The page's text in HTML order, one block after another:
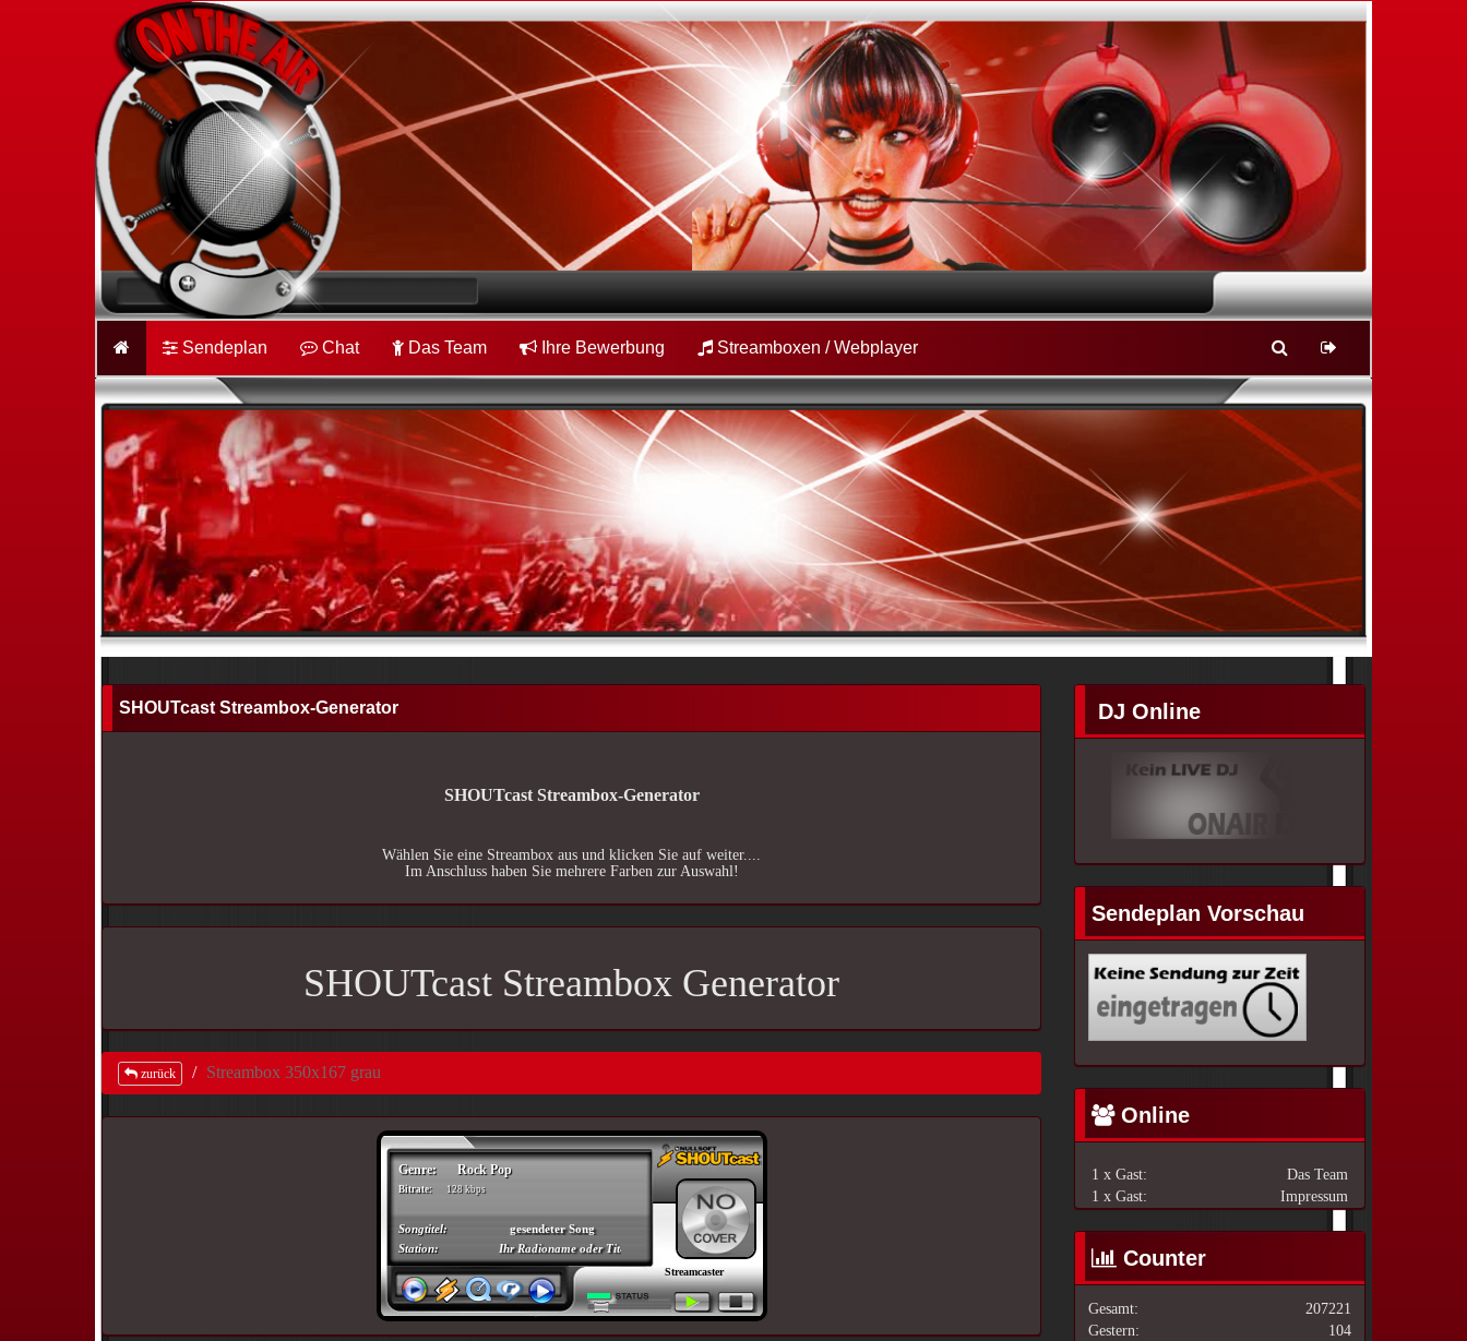
Sendeplan Chat Das Team Ihre Bewerbung Streamboxen / Webplayer
SHOUTcast Streambox-Generator
SHOUTcast Streambox-Generator
Wählen Sie eine Streambox aus und klicken Sie auf weiter....
Im Anschluss haben Sie mehrere Farben zur Auswahl!
SHOUTcast Streambox Generator
zurück Streambox 350x167 grau
DJ Online
Sendeplan Vorschau
Online
1 x Gast:
Das Team
1 x Gast:
Impressum
Counter
Gesamt:
207221
Gestern:
104